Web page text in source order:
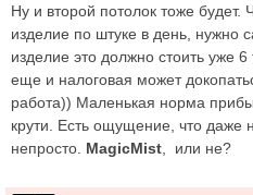
Ну и второй потолок тоже будет.
изделие по штуке в день, нужно
изделие это должно стоить уже
еще и налоговая может
работа)) Маленькая норма
крути. Есть ощущение, что даже
непросто. MagicMist , или не?